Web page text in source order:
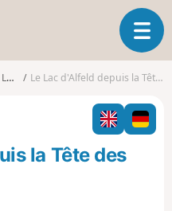
O
u
v
i
r
l
Lepuix Le Lac d'Alfeld depuis la Tête des Redoutes
la Tête des